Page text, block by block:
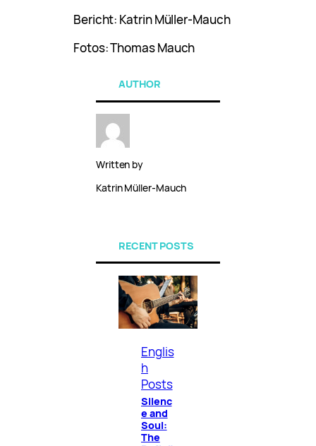
Bericht: Katrin Müller-Mauch
Fotos: Thomas Mauch
AUTHOR
Written by
Katrin Müller-Mauch
RECENT POSTS
Englis
h
Posts
Silenc
e and
Soul:
The